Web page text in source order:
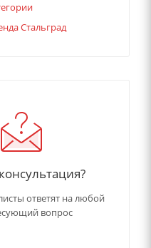
Стальград
ответят на любой
вопрос